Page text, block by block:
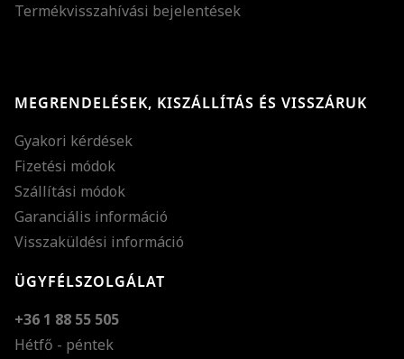
Termékvisszahívási bejelentések
MEGRENDELÉSEK, KISZÁLLÍTÁS ÉS VISSZÁRUK
Gyakori kérdések
Fizetési módok
Szállítási módok
Garanciális információ
Visszaküldési információ
ÜGYFÉLSZOLGÁLAT
+36 1 88 55 505
Hétfő - péntek